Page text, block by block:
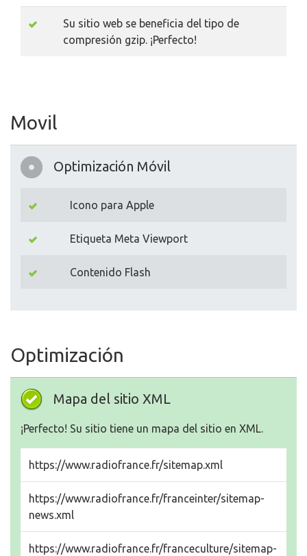
Su sitio web se beneficia del tipo de
compresión gzip. ¡Perfecto!
Movil
Optimización Móvil
Icono para Apple
Etiqueta Meta Viewport
Contenido Flash
Optimización
Mapa del sitio XML
¡Perfecto! Su sitio tiene un mapa del sitio en XML.
https://www.radiofrance.fr/sitemap.xml
https://www.radiofrance.fr/franceinter/sitemap-
news.xml
https://www.radiofrance.fr/franceculture/sitemap-